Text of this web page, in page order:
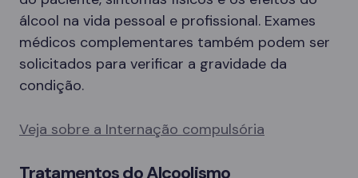
álcool na vida pessoal e profissional. Exames
médicos complementares também podem ser
solicitados para verificar a gravidade da
condição.
Veja sobre a Internação compulsória
Tratamentos do Alcoolismo